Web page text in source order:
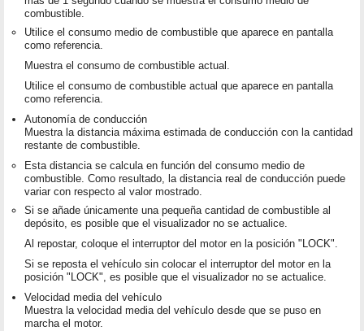
combustible.
Utilice el consumo medio de combustible que aparece en pantalla
como referencia.
Muestra el consumo de combustible actual.
Utilice el consumo de combustible actual que aparece en pantalla
como referencia.
Autonomía de conducción
Muestra la distancia máxima estimada de conducción con la cantidad
restante de combustible.
Esta distancia se calcula en función del consumo medio de
combustible. Como resultado, la distancia real de conducción puede
variar con respecto al valor mostrado.
Si se añade únicamente una pequeña cantidad de combustible al
depósito, es posible que el visualizador no se actualice.
Al repostar, coloque el interruptor del motor en la posición "LOCK".
Si se reposta el vehículo sin colocar el interruptor del motor en la
posición "LOCK", es posible que el visualizador no se actualice.
Velocidad media del vehículo
Muestra la velocidad media del vehículo desde que se puso en
marcha el motor.